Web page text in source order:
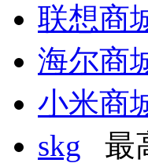
联想商
海尔商
小米商
skg 最